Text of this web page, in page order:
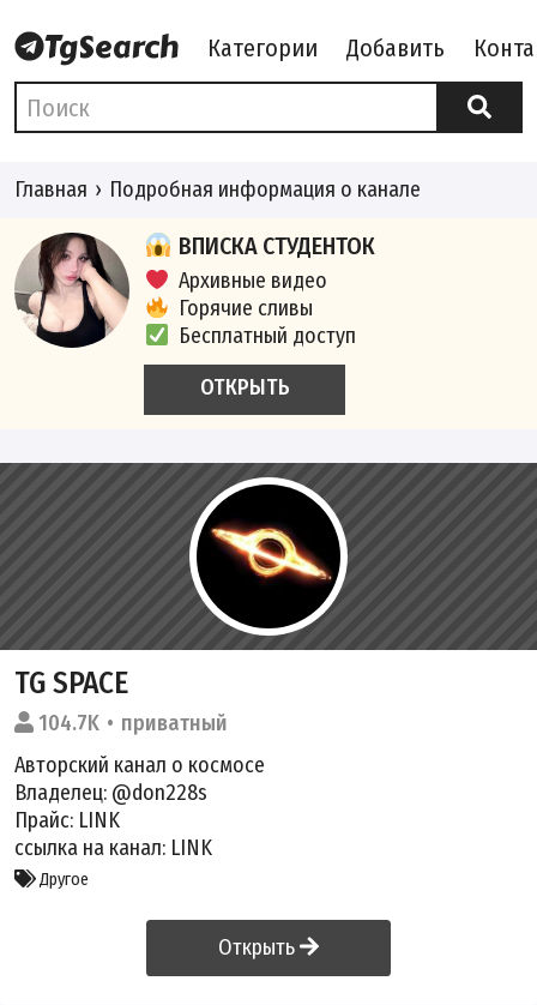
Категории Добавить
Главная Подробная информация о канале
ВПИСКА СТУДЕНТОК
Архивные видео
Горячие сливы
Бесплатный доступ
ОТКРЫТЬ
TG SPACE
104.7K
приватный
Авторский канал о космосе
Владелец: @don228s
Прайс: LINK
ссылка на канал: LINK
Другое
Открыть